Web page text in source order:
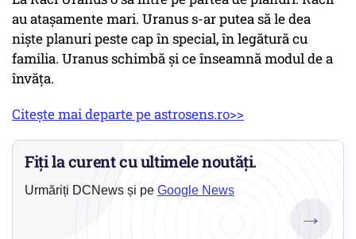
au atașamente mari. Uranus s-ar putea să le dea
niște planuri peste cap în special, în legătură cu
familia. Uranus schimbă și ce înseamnă modul de a
învăța.
Citește mai departe pe astrosens.ro>>
Fiți la curent cu ultimele noutăți.
Urmăriți DCNews și pe Google News
→